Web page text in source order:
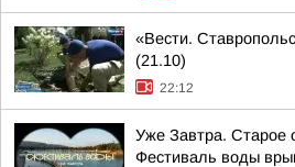
«Вести.
(21.10)
22:12
Уже Завтра. Старое
Фестиваль воды